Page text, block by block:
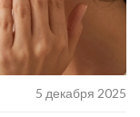
5 декабря 2025